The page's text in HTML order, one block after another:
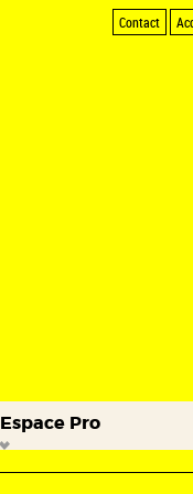
Contact
Espace Pro